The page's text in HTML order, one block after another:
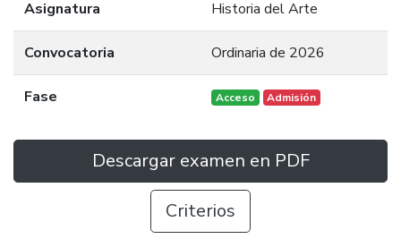
Asignatura Historia del Arte
Convocatoria Ordinaria de 2026
Fase Acceso Admisión
Descargar examen en PDF
Criterios